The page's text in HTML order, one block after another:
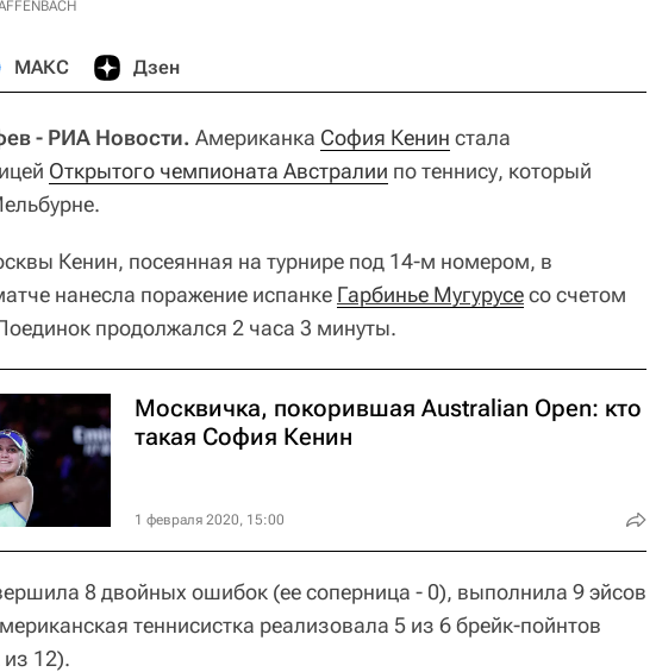
МАКС Дзен
- РИА Новости. Американка София Кенин стала
Открытого чемпионата Австралии по теннису, который
Кенин, посеянная на турнире под 14-м номером, в
нанесла поражение испанке Гарбинье Мугурусесо счетом
продолжался 2 часа 3 минуты.
Москвичка, покорившая Australian Open: кто
такая София Кенин
1 февраля 2020, 15:00
8 двойных ошибок (ее соперница - 0), выполнила 9 эйсов
теннисистка реализовала 5 из 6 брейк-пойнтов
из 12).